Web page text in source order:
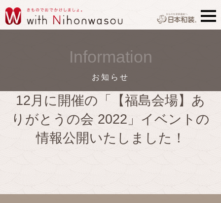
Information
お知らせ
12月に開催の「【福島会場】あ
りがとうの会 2022」イベントの
情報公開いたしました！